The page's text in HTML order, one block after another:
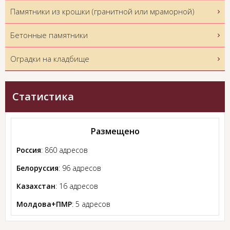
Памятники из крошки (гранитной или мраморной)
Бетонные памятники
Оградки на кладбище
Статистика
Размещено
Россия: 860 адресов
Белоруссия: 96 адресов
Казахстан: 16 адресов
Молдова+ПМР: 5 адресов